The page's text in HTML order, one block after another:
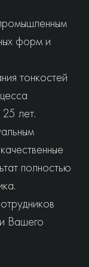
форм и
тонкостей
25 лет.
полностью
Вашего